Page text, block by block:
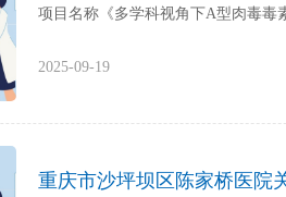
项目名称《多学科视角下A型肉毒毒
2025-09-19
重庆市沙坪坝区陈家桥医院